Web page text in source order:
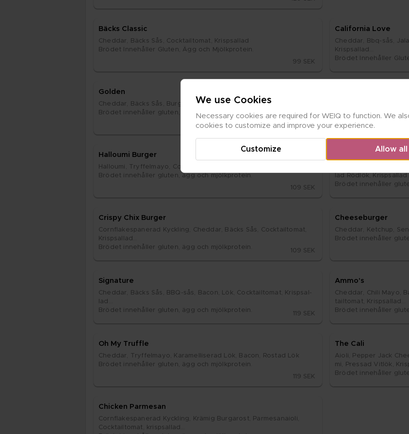
Bäcks Clas­sic
Ched­dar, Bäcks Sås, Cock­tail­to­mat, Kris­psal­lad
Brö­det In­ne­hål­ler Glu­ten, Ägg och Mjölk­pro­te­in.
99 SEK
Ca­li­for­nia Love
Ched­dar, Bbq-sås,
Kris­psal­lad
Brö­det In­ne­hål­ler
Gol­den
Ched­dar, Bäcks Sås, Bur­ger­pick­les, Se­nap, Pick­lad Röd­lök.
Brö­det in­ne­hål­ler glu­ten, ägg och mjölk­pro­te­in.
109 SEK
Ched­dar, Moz­za­rel­la,
mel­li­se­rad Lök,
Brö­det in­ne­hål­ler
Hal­lou­mi Bur­ger
Hal­lou­mi, Tryf­fel­mayo, Cock­tail­to­mat, Pick­lad Röd­lök, Kris­psal­lad
Brö­det in­ne­hål­ler glu­ten, ägg och mjölk­pro­te­in.
109 SEK
Växt­ba­se­rad
lad Röd­lök, Kris­psal­lad
Brö­det in­ne­hål­ler
Cris­py Chix Bur­ger
Corn­fla­kespa­ne­rad Kyck­ling, Ched­dar, Bäcks Sås, Cock­tail­to­mat,
Kris­psal­lad
Brö­det in­ne­hål­ler glu­ten, ägg och mjölk­pro­te­in.
109 SEK
Chee­se­bur­ger
Ched­dar, Ketchup,
Brö­det in­ne­hål­ler
Sig­na­tu­re
Ched­dar, Bäcks Sås, BBQ-sås, Bacon, Lök, Cock­tail­to­mat, Kris­psal­
lad
Brö­det in­ne­hål­ler glu­ten, ägg och mjölk­pro­te­in.
119 SEK
Ammo's
Ched­dar, Chi­li Mayo,
tail­to­mat, Kris­psal­lad
Brö­det in­ne­hål­ler
Oh My Truff­le
Ched­dar, Tryf­fel­mayo, Ka­ra­mel­li­se­rad Lök, Bacon, Rostad Lök
Brö­det in­ne­hål­ler glu­ten, ägg och mjölk­pro­te­in.
119 SEK
The Cali
Ai­o­li, Pep­per Jack
mi, Pres­sad Vit­lök,
Brö­det in­ne­hål­ler
Chic­ken Par­me­san
Corn­fla­kespa­ne­rad Kyck­ling, Krä­mig Bur­garost, Par­me­sa­nai­o­li,
Cock­tail­to­mat, kris­psal­lad
We use Cookies
Necessary cookies are required for WEIQ to function. We
cookies to customize and improve your experience.
Allow all
Customize